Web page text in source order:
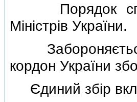
Порядок
Мiнiстрiв України.
Забороняється
кордон України
Єдиний збiр